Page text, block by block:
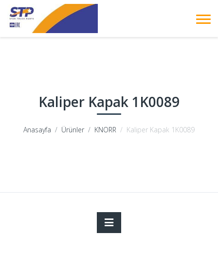
Kaliper Kapak 1K0089
Anasayfa Ürünler KNORR Kaliper Kapak 1K0089